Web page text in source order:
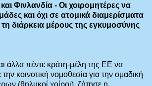
Φινλανδία - Οι χοιρομητέρες να
και όχι σε ατομικά διαμερίσματα
διάρκεια μέρους της εγκυμοσύνης
άλλα πέντε κράτη-μέλη της ΕΕ να
κοινοτική νομοθεσία για την ομαδική
(θηλυκοί χοίροι), ζήτησε η